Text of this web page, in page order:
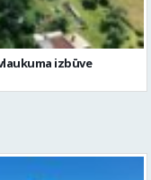
izbūve